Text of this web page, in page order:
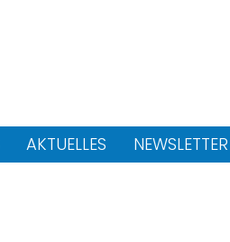
AKTUELLES NEWSLETTER